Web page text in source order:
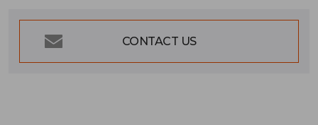
CONTACT US